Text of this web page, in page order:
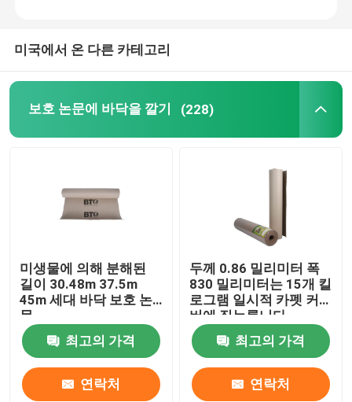
일시적 바닥 보호
미국에서 온 다른 카테고리
보호 논문에 바닥을 깔기 (228)
미생물에 의해 분해된
길이 30.48m 37.5m
45m 세대 바닥 보호 논
문
최고의 가격
연락처
두께 0.86 밀리미터 폭
830 밀리미터는 15개 킬
로그램 일시적 카펫 커
버에 짓누릅니다
최고의 가격
연락처